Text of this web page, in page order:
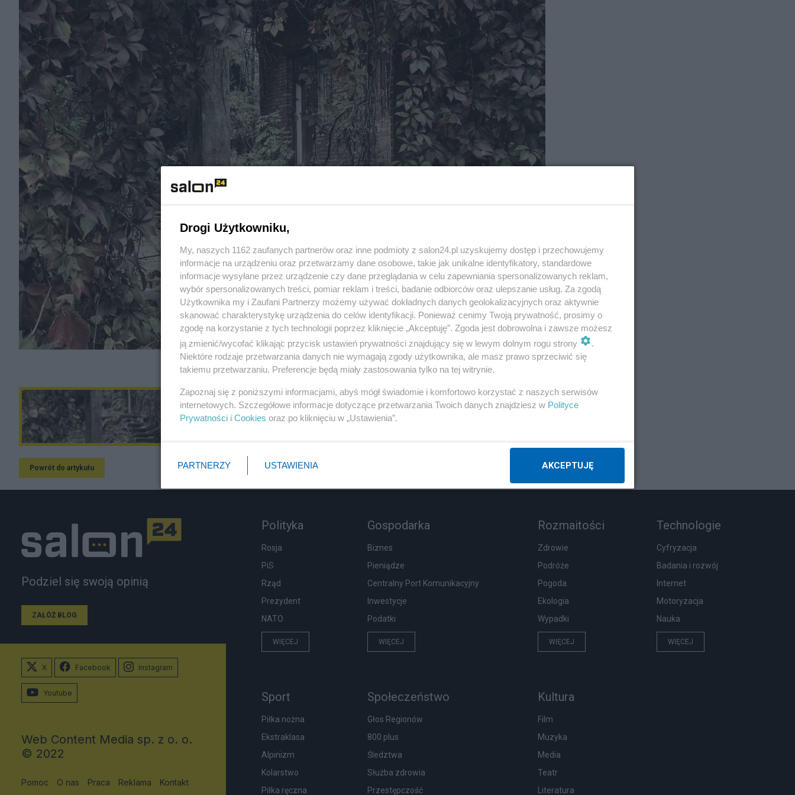
Powrót do artykułu
Podziel się swoją opinią
ZAŁÓŻ BLOG
Polityka
Rosja
PiS
Rząd
Prezydent
NATO
WIĘCEJ
Gospodarka
Biznes
Pieniądze
Centralny Port Komunikacyjny
Inwestycje
Podatki
WIĘCEJ
Rozmaitości
Zdrowie
Podróże
Pogoda
Ekologia
Wypadki
WIĘCEJ
Technologie
Cyfryzacja
Badania i rozwój
Internet
Motoryzacja
Nauka
WIĘCEJ
Sport
Piłka nożna
Ekstraklasa
Alpinizm
Kolarstwo
Piłka ręczna
Społeczeństwo
Głos Regionów
800 plus
Śledztwa
Służba zdrowia
Przestępczość
Kultura
Film
Muzyka
Media
Teatr
Literatura
X Facebook Instagram
Youtube
Web Content Media sp. z o. o.
© 2022
Pomoc O nas Praca Reklama Kontakt
Drogi Użytkowniku,
My, naszych 1162 zaufanych partnerów oraz inne podmioty z salon24.pl uzyskujemy dostęp i przechowujemy
informacje na urządzeniu oraz przetwarzamy dane osobowe, takie jak unikalne identyfikatory, standardowe
informacje wysyłane przez urządzenie czy dane przeglądania w celu zapewniania spersonalizowanych reklam,
wybór spersonalizowanych treści, pomiar reklam i treści, badanie odbiorców oraz ulepszanie usług. Za zgodą
Użytkownika my i Zaufani Partnerzy możemy używać dokładnych danych geolokalizacyjnych oraz aktywnie
skanować charakterystykę urządzenia do celów identyfikacji. Ponieważ cenimy Twoją prywatność, prosimy o
zgodę na korzystanie z tych technologii poprzez kliknięcie „Akceptuję”. Zgoda jest dobrowolna i zawsze możesz
ją zmienić/wycofać klikając przycisk ustawień prywatności znajdujący się w lewym dolnym rogu strony
.
Niektóre rodzaje przetwarzania danych nie wymagają zgody użytkownika, ale masz prawo sprzeciwić się
takiemu przetwarzaniu. Preferencje będą miały zastosowania tylko na tej witrynie.
Zapoznaj się z poniższymi informacjami, abyś mógł świadomie i komfortowo korzystać z naszych serwisów
internetowych. Szczegółowe informacje dotyczące przetwarzania Twoich danych znajdziesz w Polityce
Prywatności i Cookies oraz po kliknięciu w „Ustawienia”.
PARTNERZY USTAWIENIA AKCEPTUJĘ